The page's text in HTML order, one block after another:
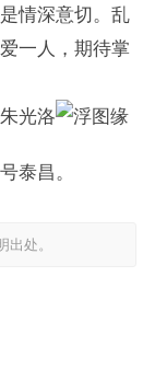
情深意切。乱
一人，期待掌
光洛
泰昌。
处。